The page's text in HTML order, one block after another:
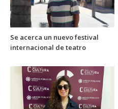
Se acerca un nuevo festival
internacional de teatro